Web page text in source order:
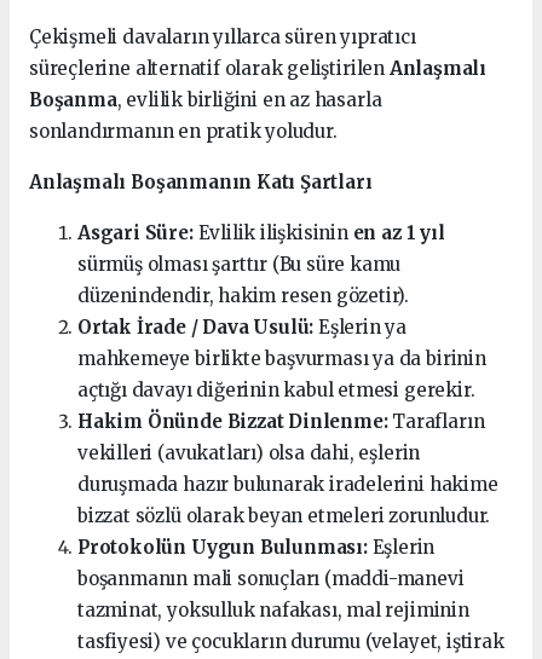
Çekişmeli davaların yıllarca süren yıpratıcı
süreçlerine alternatif olarak geliştirilen Anlaşmalı
Boşanma, evlilik birliğini en az hasarla
sonlandırmanın en pratik yoludur.
Anlaşmalı Boşanmanın Katı Şartları
Asgari Süre:Evlilik ilişkisinin en az 1 yıl
sürmüş olması şarttır (Bu süre kamu
düzenindendir, hakim resen gözetir).
Ortak İrade / Dava Usulü: Eşlerin ya
mahkemeye birlikte başvurması ya da birinin
açtığı davayı diğerinin kabul etmesi gerekir.
Hakim Önünde Bizzat Dinlenme:Tarafların
vekilleri (avukatları) olsa dahi, eşlerin
duruşmada hazır bulunarak iradelerini hakime
bizzat sözlü olarak beyan etmeleri zorunludur.
Protokolün Uygun Bulunması:Eşlerin
boşanmanın mali sonuçları (maddi-manevi
tazminat, yoksulluk nafakası, mal rejiminin
tasfiyesi) ve çocukların durumu (velayet, iştirak